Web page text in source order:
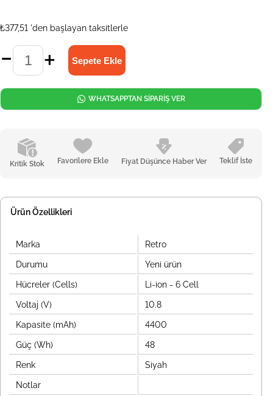
₺377,51 'den başlayan taksitlerle
Kritik Stok Favorilere Ekle Fiyat Düşünce Haber Ver Teklif İste
WHATSAPPTAN SİPARİŞ VER
Ürün Özellikleri
Marka Retro
Durumu Yeni ürün
Hücreler (Cells) Li-ion - 6 Cell
Voltaj (V) 10.8
Kapasite (mAh) 4400
Güç (Wh) 48
Renk Siyah
Notlar